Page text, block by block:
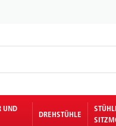
UND
DREHSTÜHLE